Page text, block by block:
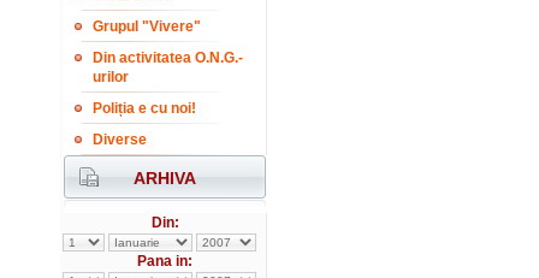
Grupul "Vivere"
Din activitatea O.N.G.-
urilor
Poliția e cu noi!
Diverse
ARHIVA
Din:
Pana in: